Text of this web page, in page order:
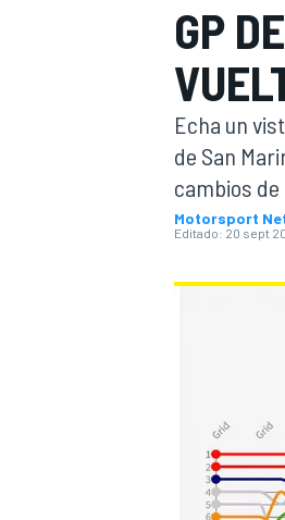
MOTOGP
NASCAR CUP
GP
Echa un
de San
cambios de
Motorsport
Editado: 20 sept